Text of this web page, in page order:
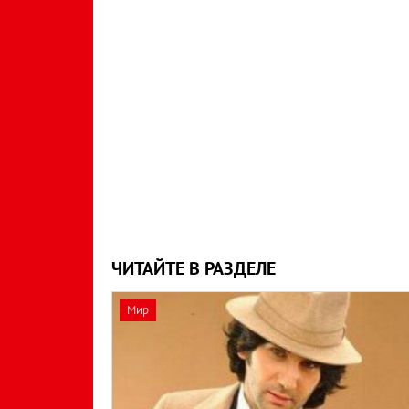
ЧИТАЙТЕ В РАЗДЕЛЕ
Мир